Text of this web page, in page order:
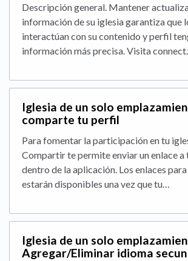
Descripción general. Mantener
información de su iglesia garantiza que
interactúan con su contenido y perfil
información más precisa. Visita
Iglesia de un solo
comparte tu perfil
Para fomentar la participación en tu
Compartir te permite enviar un enlace a
dentro de la aplicación. Los enlaces
estarán disponibles una vez que tu…
Iglesia de un solo
Agregar/Eliminar idioma